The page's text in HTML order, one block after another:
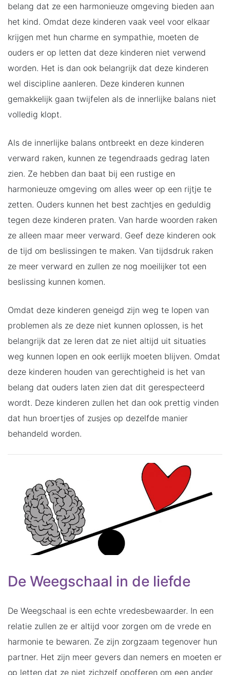
belang dat ze een harmonieuze omgeving bieden aan
het kind. Omdat deze kinderen vaak veel voor elkaar
krijgen met hun charme en sympathie, moeten de
ouders er op letten dat deze kinderen niet verwend
worden. Het is dan ook belangrijk dat deze kinderen
wel discipline aanleren. Deze kinderen kunnen
gemakkelijk gaan twijfelen als de innerlijke balans niet
volledig klopt.
Als de innerlijke balans ontbreekt en deze kinderen
verward raken, kunnen ze tegendraads gedrag laten
zien. Ze hebben dan baat bij een rustige en
harmonieuze omgeving om alles weer op een rijtje te
zetten. Ouders kunnen het best zachtjes en geduldig
tegen deze kinderen praten. Van harde woorden raken
ze alleen maar meer verward. Geef deze kinderen ook
de tijd om beslissingen te maken. Van tijdsdruk raken
ze meer verward en zullen ze nog moeilijker tot een
beslissing kunnen komen.
Omdat deze kinderen geneigd zijn weg te lopen van
problemen als ze deze niet kunnen oplossen, is het
belangrijk dat ze leren dat ze niet altijd uit situaties
weg kunnen lopen en ook eerlijk moeten blijven. Omdat
deze kinderen houden van gerechtigheid is het van
belang dat ouders laten zien dat dit gerespecteerd
wordt. Deze kinderen zullen het dan ook prettig vinden
dat hun broertjes of zusjes op dezelfde manier
behandeld worden.
De Weegschaal in de liefde
De Weegschaal is een echte vredesbewaarder. In een
relatie zullen ze er altijd voor zorgen om de vrede en
harmonie te bewaren. Ze zijn zorgzaam tegenover hun
partner. Het zijn meer gevers dan nemers en moeten er
op letten dat ze niet zichzelf opofferen om een ander